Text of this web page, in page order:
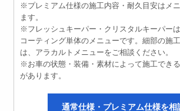
※プレミアム仕様の施工内容・耐久目安はメ
ます。
※フレッシュキーパー・クリスタルキーパー
コーティング単体のメニューです。細部の施
は、アラカルトメニューをご相談ください。
※お車の状態・装備・素材によって施工でき
があります。
通常仕様・プレミアム仕様を相